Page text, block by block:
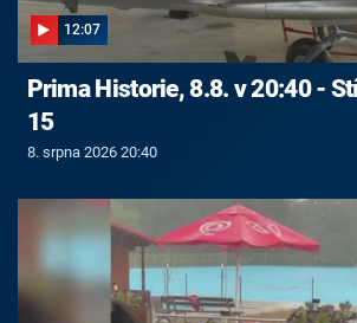
12:07
Prima Historie, 8.8. v 20:40 -
15
8. srpna 2026 20:40